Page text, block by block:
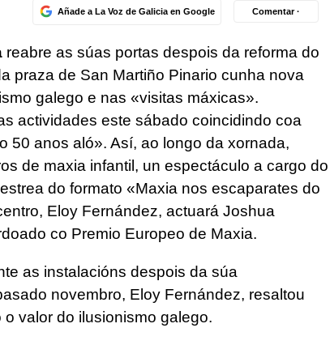
Añade a La Voz de Galicia en Google Comentar ·
reabre as súas portas despois da reforma do
praza de San Martiño Pinario cunha nova
galego e nas «visitas máxicas».
actividades este sábado coincidindo coa
50 anos aló». Así, ao longo da xornada,
de maxia infantil, un espectáculo a cargo do
do formato «Maxia nos escaparates do
Eloy Fernández, actuará Joshua
co Premio Europeo de Maxia.
as instalacións despois da súa
novembro, Eloy Fernández, resaltou
valor do ilusionismo galego.